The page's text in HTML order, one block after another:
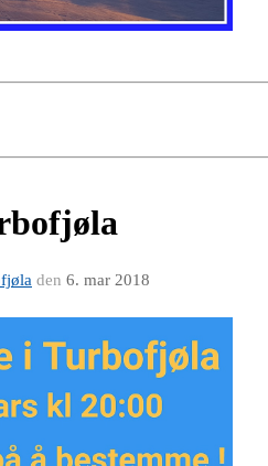
den 6. mar 2018